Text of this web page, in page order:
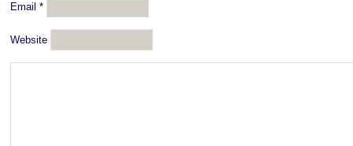
Email *
Website